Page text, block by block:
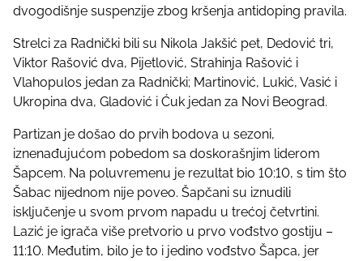
dvogodišnje suspenzije zbog kršenja antidoping pravila.
Strelci za Radnički bili su Nikola Jakšić pet, Dedović tri,
Viktor Rašović dva, Pijetlović, Strahinja Rašović i
Vlahopulos jedan za Radnički; Martinović, Lukić, Vasić i
Ukropina dva, Gladović i Ćuk jedan za Novi Beograd.
Partizan je došao do prvih bodova u sezoni,
iznenađujućom pobedom sa doskorašnjim liderom
Šapcem. Na poluvremenu je rezultat bio 10:10, s tim što
Šabac nijednom nije poveo. Šapčani su iznudili
isključenje u svom prvom napadu u trećoj četvrtini.
Lazić je igrača više pretvorio u prvo vođstvo gostiju –
11:10. Međutim, bilo je to i jedino vođstvo Šapca, jer